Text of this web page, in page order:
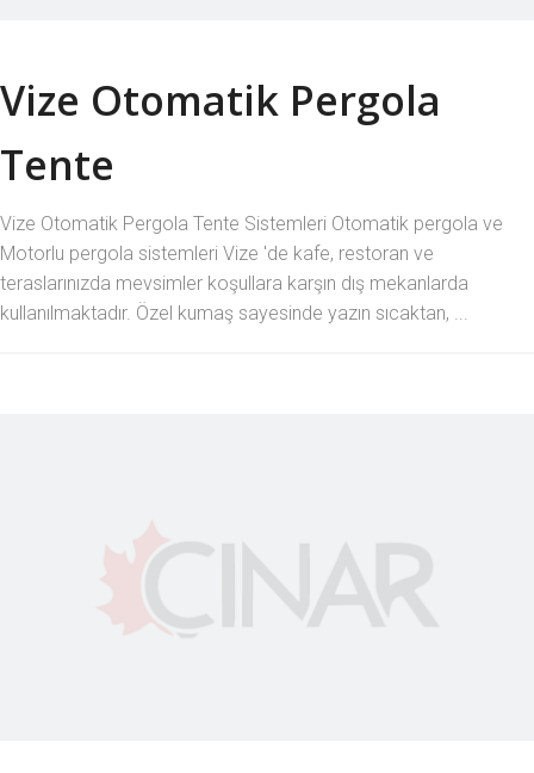
Vize Otomatik Pergola
Tente
Vize Otomatik Pergola Tente Sistemleri Otomatik pergola ve
Motorlu pergola sistemleri Vize 'de kafe, restoran ve
teraslarınızda mevsimler koşullara karşın dış mekanlarda
kullanılmaktadır. Özel kumaş sayesinde yazın sıcaktan, ...